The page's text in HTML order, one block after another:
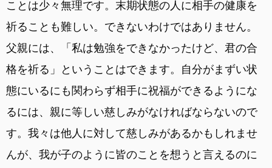
ことは少々無理です。末期状態の人に相手の健康を
祈ることも難しい。できないわけではありません。
父親には、「私は勉強をできなかったけど、君の合
格を祈る」ということはできます。自分がまずい状
態にいるにも関わらず相手に祝福ができるようにな
るには、親に等しい慈しみがなければならないので
す。我々は他人に対して慈しみがあるかもしれませ
んが、我が子のように皆のことを想うと言えるのに